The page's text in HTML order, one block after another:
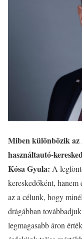
Miben különbözik az
használtautó-
Kósa Gyula: A
kereskedőként,
az a célunk, hogy
drágábban
legmagasabb áron